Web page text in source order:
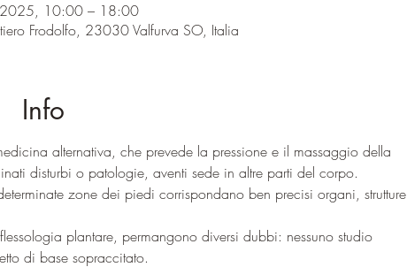
10:00 – 18:00
Frodolfo, 23030 Valfurva SO, Italia
Info
alternativa, che prevede la pressione e il massaggio della
disturbi o patologie, aventi sede in altre parti del corpo.
zone dei piedi corrispondano ben precisi organi, strutture
plantare, permangono diversi dubbi: nessuno studio
di base sopraccitato.